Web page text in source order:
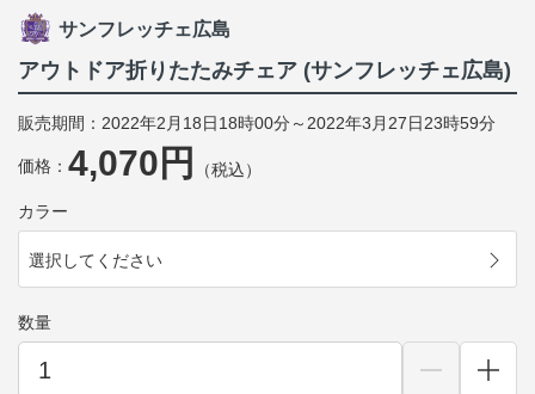
サンフレッチェ広島
アウトドア折りたたみチェア (サンフレッチェ広島)
販売期間：2022年2月18日18時00分～2022年3月27日23時59分
価格： 4,070円 （税込）
カラー
選択してください
数量